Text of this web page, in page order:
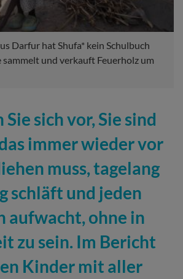
Darfur hat Shufa* kein Schulbuch
sammelt und verkauft Feuerholz um
Sie sich vor, Sie sind
immer wieder vor
muss, tagelang
schläft und jeden
aufwacht, ohne in
zu sein. Im Bericht
Kinder mit aller